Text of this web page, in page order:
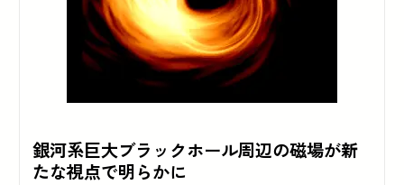
銀河系巨大ブラックホール周辺の磁場が新
たな視点で明らかに